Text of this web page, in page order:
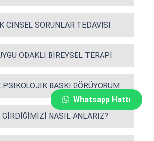
CINSEL SORUNLAR TEDAVISI
ODAKLI BIREYSEL TERAPI
PSIKOLOJIK BASKI GÖRÜYORUM
GIRDIĞIMIZI NASIL ANLARIZ?
Whatsapp Hattı